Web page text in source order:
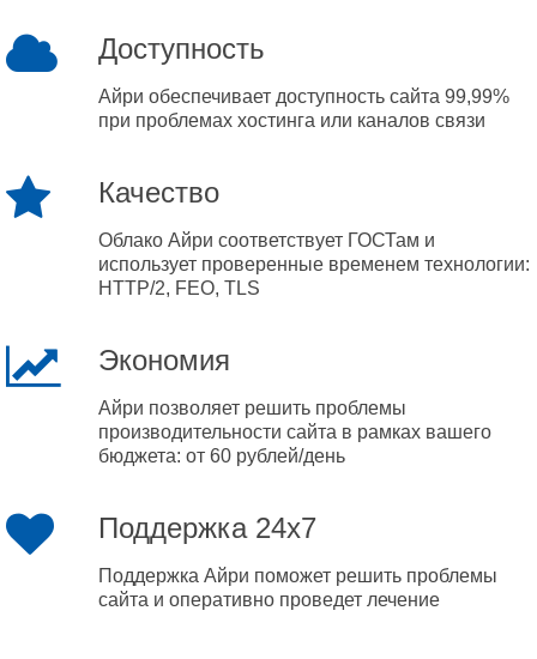
Доступность
Айри обеспечивает доступность сайта 99,99%
при проблемах хостинга или каналов связи
Качество
Облако Айри соответствует ГОСТам и
использует проверенные временем технологии:
HTTP/2, FEO, TLS
Экономия
Айри позволяет решить проблемы
производительности сайта в рамках вашего
бюджета: от 60 рублей/день
Поддержка 24x7
Поддержка Айри поможет решить проблемы
сайта и оперативно проведет лечение